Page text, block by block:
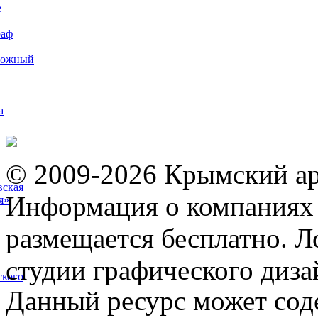
© 2009-2026 Крымский
Информация о компаниях
размещается бесплатно.
студии графического
Данный ресурс может